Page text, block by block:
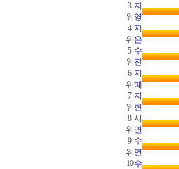
3
위
지
영
4
위
지
은
5
위
수
진
6
위
지
혜
7
위
지
현
8
위
서
연
9
위
수
연
10수